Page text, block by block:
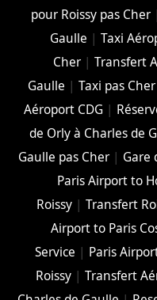
pour Roissy pas Cher
Gaulle | Taxi
Cher| Transfert
Gaulle |Taxi pas
Aéroport CDG |
de Orly à Charles de
Gaulle pas Cher| Gare
Paris Airport to
Roissy |Transfert
Airport to Paris
Service | Paris
Roissy |Transfert